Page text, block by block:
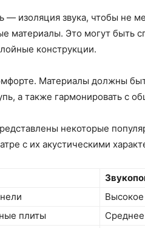
— изоляция звука, чтобы не
материалы. Это могут быть
конструкции.
Материалы должны
а также гармонировать с
некоторые
с их акустическими
Высокое
плиты
Среднее